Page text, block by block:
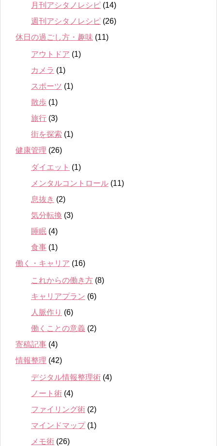
月刊アシタノレシピ (14)
週刊アシタノレシピ (26)
休日の過ごし方・趣味 (11)
アウトドア (1)
カメラ (1)
スポーツ (1)
散歩 (1)
旅行 (3)
街を探索 (1)
健康管理 (26)
ダイエット (1)
メンタルコントロール (11)
息抜き (2)
気分転換 (3)
睡眠 (4)
食事 (1)
働く・キャリア (16)
これからの働き方 (8)
キャリアプラン (6)
人脈作り (6)
働くことの意義 (2)
寄稿記事 (4)
情報整理 (42)
デジタル情報整理術 (4)
ノート術 (4)
ファイリング術 (2)
マインドマップ(1)
メモ術 (26)